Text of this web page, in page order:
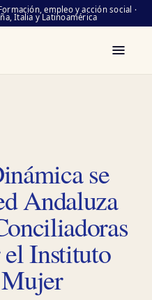
empleo y acción social ·
Italia y Latinoamérica
se
Andaluza
Instituto